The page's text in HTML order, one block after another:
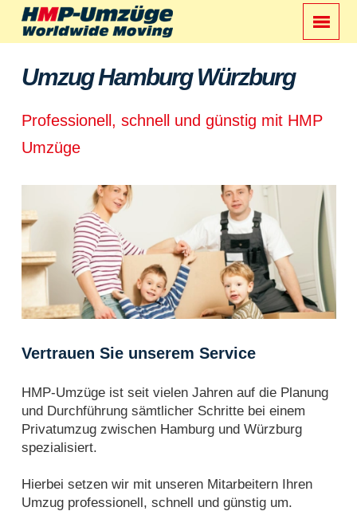
Umzug Hamburg Würzburg
Professionell, schnell und günstig mit HMP
Umzüge
Vertrauen Sie unserem Service
HMP-Umzüge ist seit vielen Jahren auf die Planung
und Durchführung sämtlicher Schritte bei einem
Privatumzug zwischen Hamburg und Würzburg
spezialisiert.
Hierbei setzen wir mit unseren Mitarbeitern Ihren
Umzug professionell, schnell und günstig um.